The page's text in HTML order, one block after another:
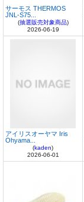
サーモス THERMOS
JNL-S75...
(抽選販売対象商品)
2026-06-19
アイリスオーヤマ Iris
Ohyama...
(kaden)
2026-06-01